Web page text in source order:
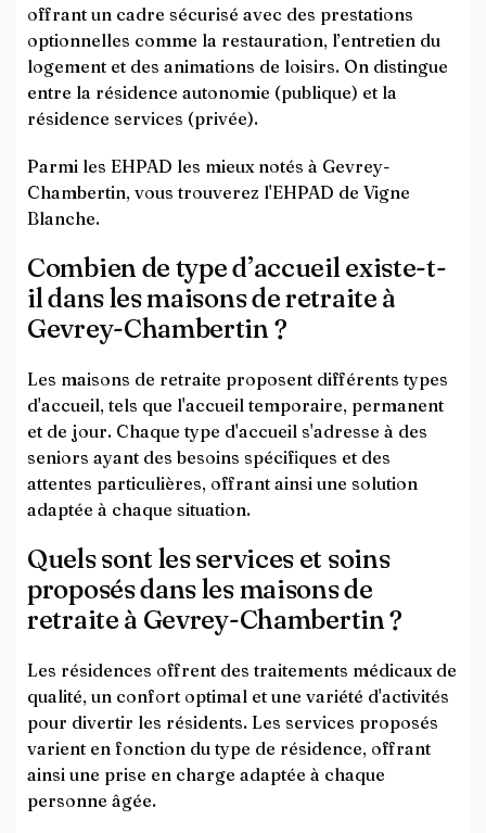
offrant un cadre sécurisé avec des prestations
optionnelles comme la restauration, l’entretien du
logement et des animations de loisirs. On distingue
entre la résidence autonomie (publique) et la
résidence services (privée).
Parmi les EHPAD les mieux notés à Gevrey-
Chambertin, vous trouverez l'EHPAD de Vigne
Blanche.
Combien de type d’accueil existe-t-
il dans les maisons de retraite à
Gevrey-Chambertin ?
Les maisons de retraite proposent différents types
d'accueil, tels que l'accueil temporaire, permanent
et de jour. Chaque type d'accueil s'adresse à des
seniors ayant des besoins spécifiques et des
attentes particulières, offrant ainsi une solution
adaptée à chaque situation.
Quels sont les services et soins
proposés dans les maisons de
retraite à Gevrey-Chambertin ?
Les résidences offrent des traitements médicaux de
qualité, un confort optimal et une variété d'activités
pour divertir les résidents. Les services proposés
varient en fonction du type de résidence, offrant
ainsi une prise en charge adaptée à chaque
personne âgée.